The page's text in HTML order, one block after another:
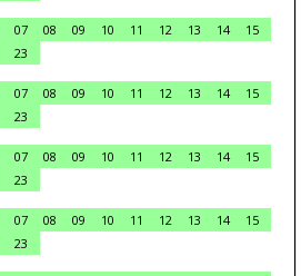
07 08 09 10 11 12 13 14
15
23
07 08 09 10 11 12 13 14
15
23
07 08 09 10 11 12 13 14
15
23
07 08 09 10 11 12 13 14
15
23